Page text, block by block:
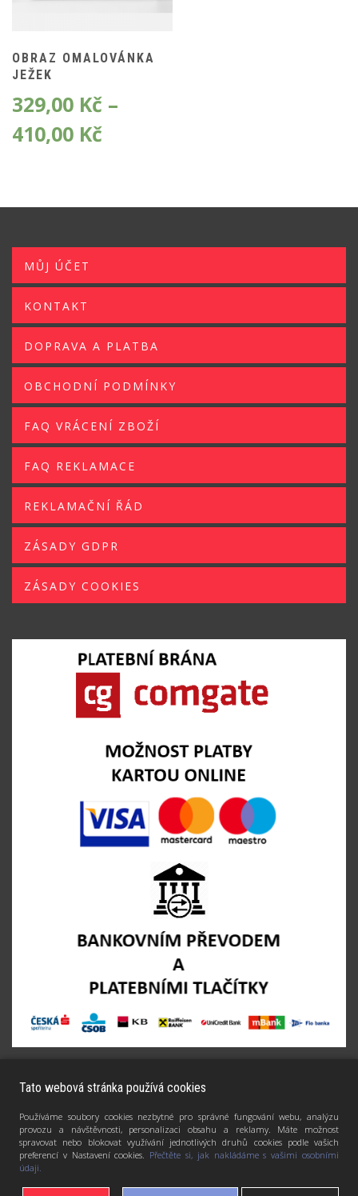
OBRAZ OMALOVÁNKA
JEŽEK
329,00 Kč –
410,00 Kč
MŮJ ÚČET
KONTAKT
DOPRAVA A PLATBA
OBCHODNÍ PODMÍNKY
FAQ VRÁCENÍ ZBOŽÍ
FAQ REKLAMACE
REKLAMAČNÍ ŘÁD
ZÁSADY GDPR
ZÁSADY COOKIES
Tato webová stránka používá cookies
Používáme soubory cookies nezbytné pro správné fungování webu, analýzu
provozu a návštěvnosti, personalizaci obsahu a reklamy. Máte možnost
spravovat nebo blokovat využívání jednotlivých druhů cookies podle vašich
preferencí v Nastavení cookies. Přečtěte si, jak nakládáme s vašimi osobními
údaji.